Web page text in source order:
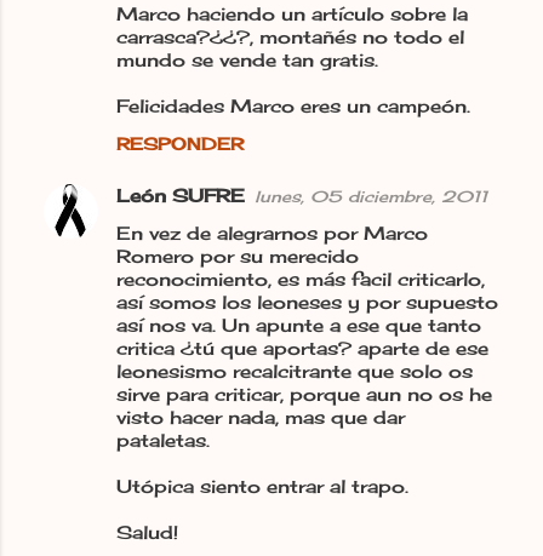
Marco haciendo un artículo sobre la
carrasca?¿¿?, montañés no todo el
mundo se vende tan gratis.
Felicidades Marco eres un campeón.
RESPONDER
León SUFRE lunes, 05 diciembre, 2011
En vez de alegrarnos por Marco
Romero por su merecido
reconocimiento, es más facil criticarlo,
así somos los leoneses y por supuesto
así nos va. Un apunte a ese que tanto
critica ¿tú que aportas? aparte de ese
leonesismo recalcitrante que solo os
sirve para criticar, porque aun no os he
visto hacer nada, mas que dar
pataletas.
Utópica siento entrar al trapo.
Salud!